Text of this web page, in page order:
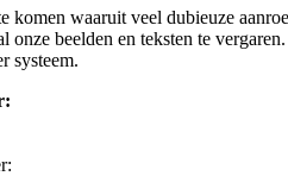
waaruit veel dubieuze
beelden en teksten te vergaren.
systeem.